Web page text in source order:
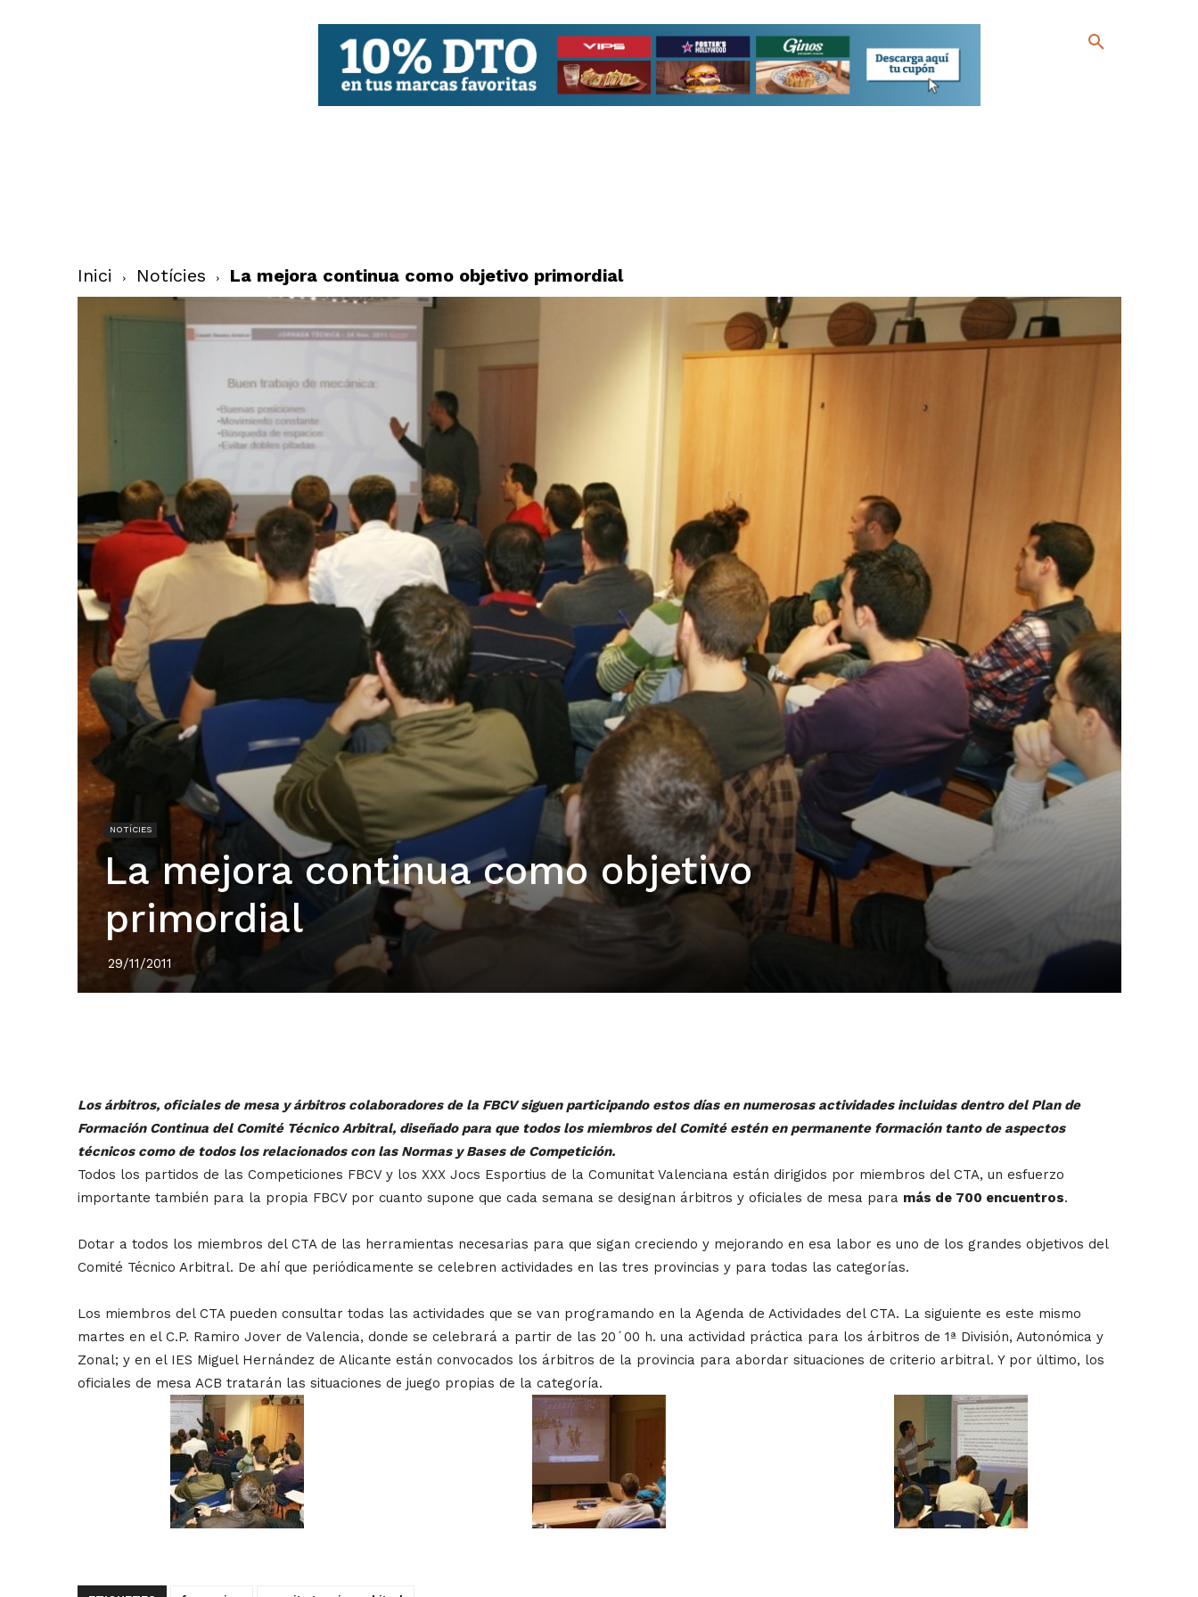
Inici Notícies La mejora continua como objetivo primordial
NOTÍCIES
La mejora continua como objetivo
primordial
29/11/2011
Los árbitros, oficiales de mesa y árbitros colaboradores de la FBCV siguen participando estos días en numerosas actividades incluidas dentro del Plan de
Formación Continua del Comité Técnico Arbitral, diseñado para que todos los miembros del Comité estén en permanente formación tanto de aspectos
técnicos como de todos los relacionados con las Normas y Bases de Competición.
Todos los partidos de las Competiciones FBCV y los XXX Jocs Esportius de la Comunitat Valenciana están dirigidos por miembros del CTA, un esfuerzo
importante también para la propia FBCV por cuanto supone que cada semana se designan árbitros y oficiales de mesa para más de 700 encuentros.
Dotar a todos los miembros del CTA de las herramientas necesarias para que sigan creciendo y mejorando en esa labor es uno de los grandes objetivos del
Comité Técnico Arbitral. De ahí que periódicamente se celebren actividades en las tres provincias y para todas las categorías.
Los miembros del CTA pueden consultar todas las actividades que se van programando en la Agenda de Actividades del CTA. La siguiente es este mismo
martes en el C.P. Ramiro Jover de Valencia, donde se celebrará a partir de las 20´00 h. una actividad práctica para los árbitros de 1ª División, Autonómica y
Zonal; y en el IES Miguel Hernández de Alicante están convocados los árbitros de la provincia para abordar situaciones de criterio arbitral. Y por último, los
oficiales de mesa ACB tratarán las situaciones de juego propias de la categoría.